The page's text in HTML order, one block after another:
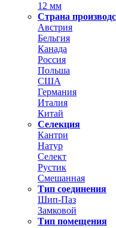
12 мм
Страна
Австрия
Бельгия
Канада
Россия
Польша
США
Германия
Италия
Китай
Селекция
Кантри
Натур
Селект
Рустик
Смешанная
Тип соединения
Шип-Паз
Замковой
Тип помещения